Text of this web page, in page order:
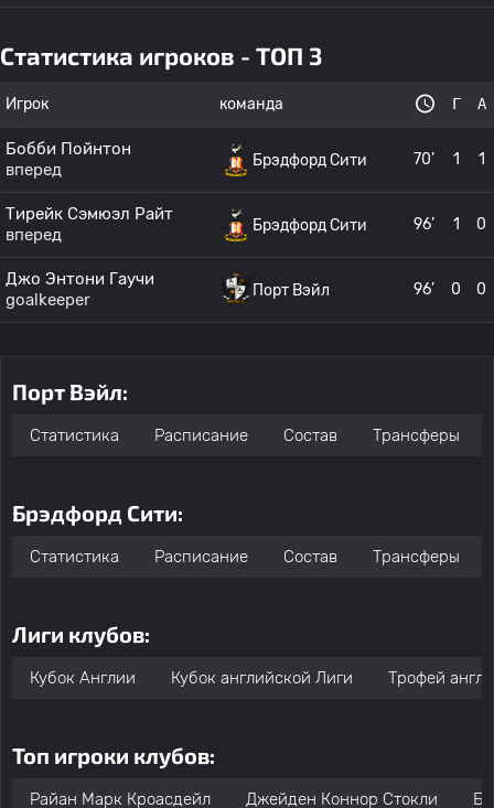
Статистика игроков - ТОП 3
Игрок команда Г А
Бобби Пойнтон
вперед
Брэдфорд Сити 70’ 1 1
Тирейк Сэмюэл Райт
вперед
Брэдфорд Сити 96’ 1 0
Джо Энтони Гаучи
goalkeeper
Порт Вэйл 96’ 0 0
Порт Вэйл:
Статистика Расписание Состав Трансферы
Брэдфорд Сити:
Статистика Расписание Состав Трансферы
Лиги клубов:
Кубок Англии Кубок английской Лиги Трофей
Топ игроки клубов:
Райан Марк Кроасдейл Джейден Коннор Стокли